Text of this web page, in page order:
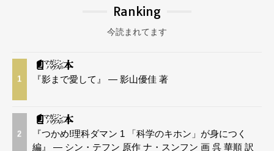
Ranking
今読まれてます
1 『影まで愛して』 — 影山優佳 著
2
『つかめ!理科ダマン 1 「科学のキホン」が身につく
編』 — シン・テフン 原作 ナ・スンフン 画 呉 華順 訳